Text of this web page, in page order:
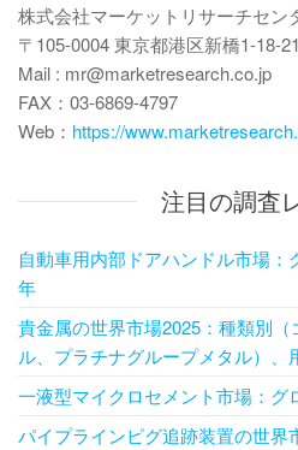
株式会社マーケットリサーチセン
〒105-0004 東京都港区新橋1-18-21
Mail : mr@marketresearch.co.jp
FAX：03-6869-4797
Web： https://
注目の調査
自動車用内部ドアハンドル市場：
年
貴金属の世界市場2025：種類別
ル、プラチナグループメタル）、
一液型マイクロセメント市場：グ
パイプラインピグ追跡装置の世界